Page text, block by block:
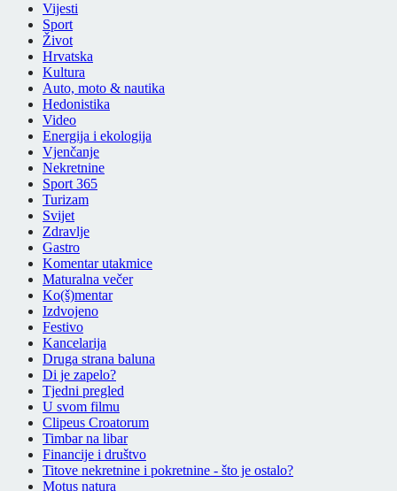
Vijesti
Sport
Život
Hrvatska
Kultura
Auto, moto & nautika
Hedonistika
Video
Energija i ekologija
Vjenčanje
Nekretnine
Sport 365
Turizam
Svijet
Zdravlje
Gastro
Komentar utakmice
Maturalna večer
Ko(š)mentar
Izdvojeno
Festivo
Kancelarija
Druga strana baluna
Di je zapelo?
Tjedni pregled
U svom filmu
Clipeus Croatorum
Timbar na libar
Financije i društvo
Titove nekretnine i pokretnine - što je ostalo?
Motus natura